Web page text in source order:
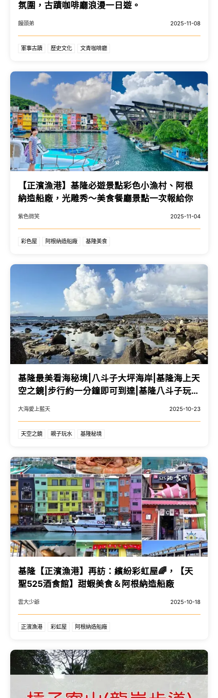
氛圍，古蹟咖啡廳浪漫一日遊。
饅頭弟 2025-11-08
軍事古蹟 歷史文化 文青咖啡廳
【正濱漁港】基隆必遊景點彩色小漁村、阿根
納造船廠，光雕秀～美食餐廳景點一次報給你
紫色微笑 2025-11-04
彩色屋 阿根納造船廠 基隆美食
基隆最美看海秘境|八斗子大坪海岸|基隆海上天
空之鏡|步行約一分鐘即可到達|基隆八斗子玩水
大海愛上藍天 2025-10-23
天空之鏡 親子玩水 基隆秘境
基隆【正濱漁港】再訪：繽紛彩虹屋🌈，【天
聖525酒食館】甜蝦美食＆阿根納造船廠
雲大少爺 2025-10-18
正濱漁港 彩虹屋 阿根納造船廠